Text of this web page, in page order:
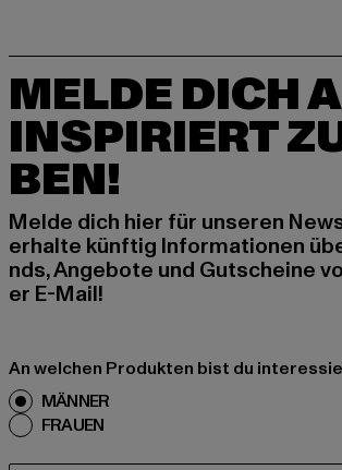
MELDE DICH
INSPIRIERT
BEN!
Melde dich hier für unseren
erhalte künftig Informationen
nds, Angebote und Gutscheine
er E-Mail!
An welchen Produkten bist du
MÄNNER
FRAUEN